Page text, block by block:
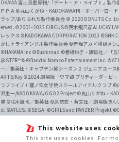
This website uses
This site uses cookies. For
OKAWA 富士見書房刊/「デート・ア・ライブⅡ」製作
ＰＰＡ ©丸山くがね・KADOKAWA刊／オーバーロー
ラップ/ありふれた製作委員会 © 2020 DONUTS Co.
erved. ©2001-2022 CIRCUS©荒木飛呂彦&LUCKY
レックス ©KADOKAWA CORPORATION 2023 ©SNK
かしトライアングル製作委員会 ©赤坂アカ×横槍メン
©HAKAMA Inc ©Bushiroad ©春場ねぎ・講談社／「
@STER™& ©Bandai Namco Entertainment Inc.
一／集英社・キャプテン翼シーズン２ ジュニアユース
ARTS/Key ©2024 劇場版「ウマ娘 プリティーダービ
ラブライブ！蓮ノ空女学院スクールアイドルクラブ ©
沢恵一/KADOKAWA/GGO2 Project©丸山くがね・
隊 ©松本直也／集英社 ©原悠衣・芳文社／劇場版き
d. ©ATLUS. ©SEGA. ©GIRLS und PANZER Projekt